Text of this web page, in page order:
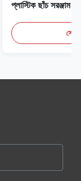
প্লাস্টিক ছাঁচ সরঞ্জাম
সেরা